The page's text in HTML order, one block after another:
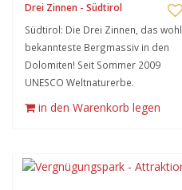
Drei Zinnen - Südtirol
Südtirol: Die Drei Zinnen, das wohl
bekannteste Bergmassiv in den
Dolomiten! Seit Sommer 2009
UNESCO Weltnaturerbe.
in den Warenkorb legen